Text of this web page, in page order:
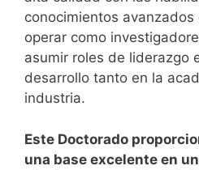
conocimientos
operar como
asumir roles de liderazgo
desarrollo tanto en la
industria.
Este Doctorado
una base excelente en